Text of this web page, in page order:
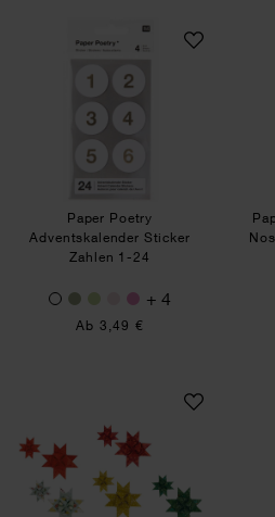
Paper Poetry
Paper Poetry
Adventskalender Sticker
Zahlen 1-24
+ 4
Ab 3,49 €
Paper Poetry